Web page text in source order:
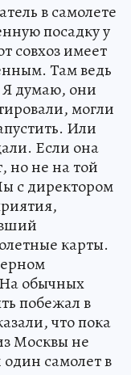
в самолете
посадку у
совхоз имеет
Там ведь
Я думаю, они
могли
Или
Если она
но не на той
с директором
карты.
обычных
побежал в
что пока
Москвы не
самолет в